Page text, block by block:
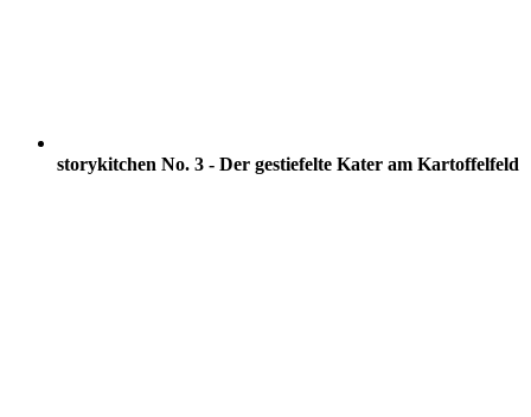
storykitchen No. 3 - Der gestiefelte Kater am Kartoffelfeld